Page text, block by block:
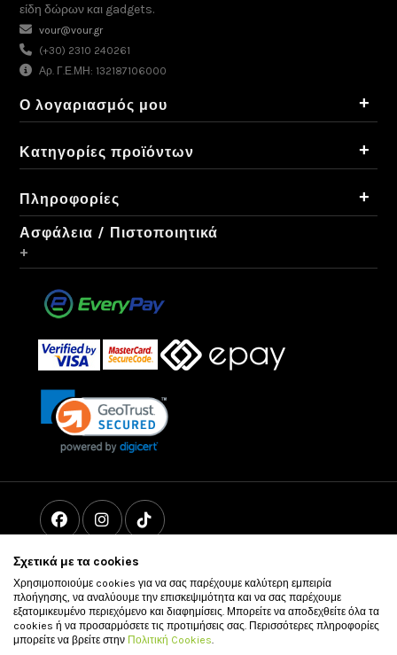
είδη δώρων και gadgets.
vour@vour.gr
(+30) 2310 240261
Αρ. Γ.Ε.ΜΗ: 132187106000
Ο λογαριασμός μου +
Κατηγορίες προϊόντων +
Πληροφορίες +
Ασφάλεια / Πιστοποιητικά
+
Σχετικά με τα cookies
Χρησιμοποιούμε cookies για να σας παρέχουμε καλύτερη εμπειρία
πλοήγησης, να αναλύουμε την επισκεψιμότητα και να σας παρέχουμε
εξατομικευμένο περιεχόμενο και διαφημίσεις. Μπορείτε να αποδεχθείτε όλα τα
cookies ή να προσαρμόσετε τις προτιμήσεις σας. Περισσότερες πληροφορίες
μπορείτε να βρείτε στην Πολιτική Cookies.